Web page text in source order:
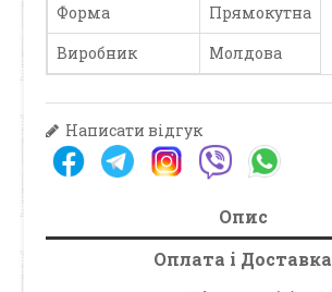
Форма
Прямокутна
Виробник
Молдова
Написати відгук
Опис
Оплата і Доставка